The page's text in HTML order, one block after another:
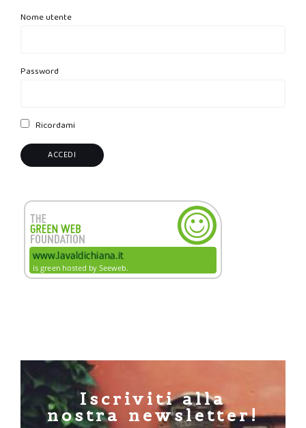
Nome utente
Password
Ricordami
Iscriviti alla
nostra newsletter!